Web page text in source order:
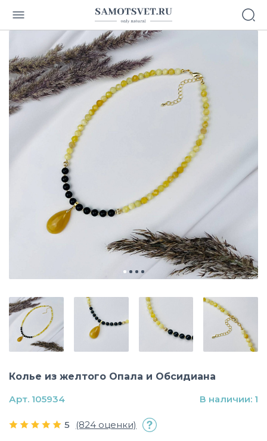
Колье из желтого Опала и Обсидиана
5 (824 оценки)
Арт. 105934 В наличии: 1